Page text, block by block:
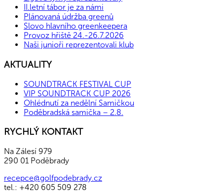
II.letní tábor je za námi
Plánovaná údržba greenů
Slovo hlavního greenkeepera
Provoz hřiště 24.-26.7.2026
Naši junioři reprezentovali klub
AKTUALITY
SOUNDTRACK FESTIVAL CUP
VIP SOUNDTRACK CUP 2026
Ohlédnutí za nedělní Samičkou
Poděbradská samička – 2.8.
RYCHLÝ KONTAKT
Na Zálesí 979
290 01 Poděbrady
recepce@golfpodebrady.cz
tel.: +420 605 509 278